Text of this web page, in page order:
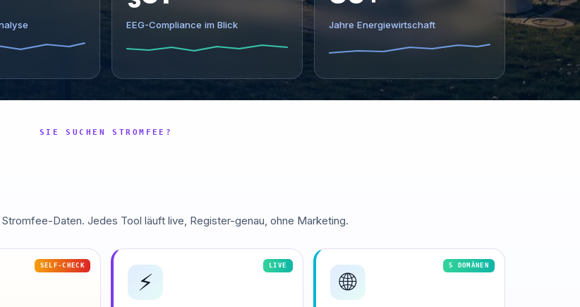
EEG-Compliance im Blick Jahre Energiewirtschaft
SIE SUCHEN STROMFEE?
Daten. Jedes Tool läuft live, Register-genau, ohne Marketing.
SELF-CHECK LIVE
⚡
5 DOMÄNEN
🌐